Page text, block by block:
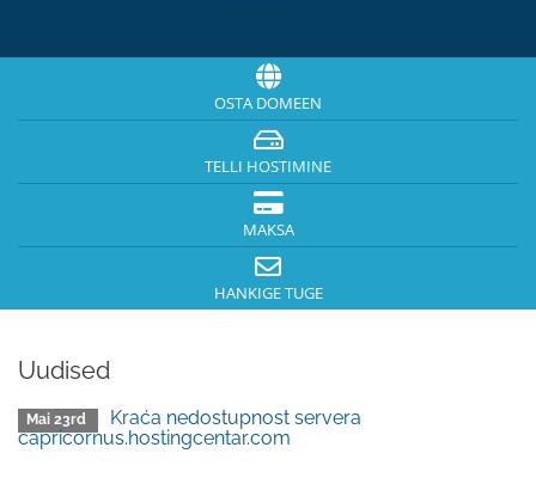
OSTA DOMEEN
TELLI HOSTIMINE
MAKSA
HANKIGE TUGE
Uudised
Mai 23rd
Kraća nedostupnost servera
capricornus.hostingcentar.com